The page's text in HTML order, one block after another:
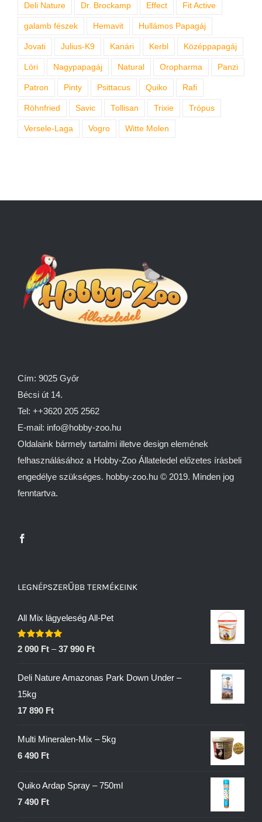
Deli Nature Dr. Brockamp Effect Fit Active
galamb fészek Hemavit Hullámos Papagáj
Jovati Julius-K9 Kanári Kerbl Középpapagáj
Lóri Nagypapagáj Natural Oropharma Panzi
Patron Pinty Psittacus Quiko Rafi
Röhnfried Savic Tollisan Trixie Trópus
Versele-Laga Vogro Witte Molen
Cím: 9025 Győr
Bécsi út 14.
Tel: ++3620 205 2562
E-mail: info@hobby-zoo.hu
Oldalaink bármely tartalmi illetve design elemének
felhasználásához a Hobby-Zoo Állateledel előzetes írásbeli
engedélye szükséges. hobby-zoo.hu © 2019. Minden jog
fenntartva.
LEGNÉPSZERŰBB TERMÉKEINK
All Mix lágyeleség All-Pet
Értékelés:
2 090 Ft –37 990 Ft
Deli Nature Amazonas Park Down Under –
15kg
17 890 Ft
Multi Mineralen-Mix – 5kg
6 490 Ft
Quiko Ardap Spray – 750ml
7 490 Ft